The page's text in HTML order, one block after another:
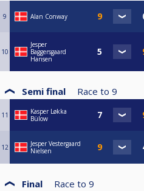
9 Alan Conway
10
Jesper
Baggersgaard
Hansen
Semi final Race to 9
11
Kasper Løkka
Bülow
12
Jesper Vestergaard
Nielsen
Final Race to 9